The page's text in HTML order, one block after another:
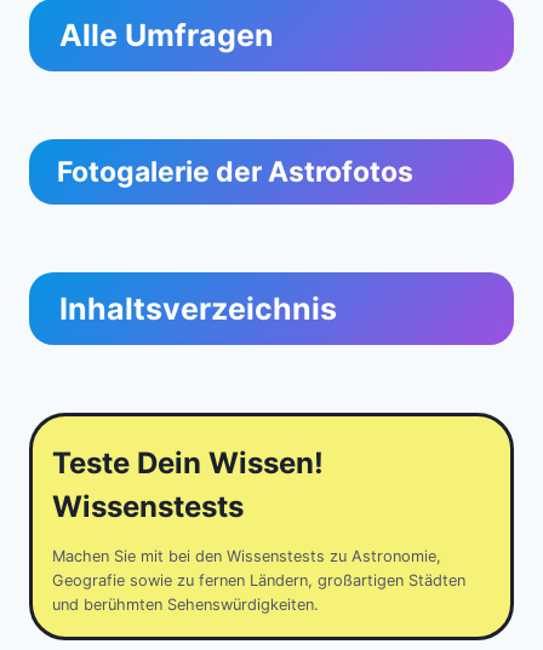
Alle Umfragen
Fotogalerie der Astrofotos
Inhaltsverzeichnis
Teste Dein Wissen!
Wissenstests
Machen Sie mit bei den Wissenstests zu Astronomie,
Geografie sowie zu fernen Ländern, großartigen Städten
und berühmten Sehenswürdigkeiten.